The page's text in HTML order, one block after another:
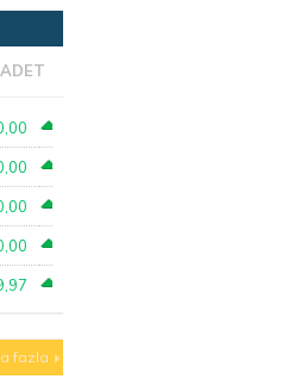
ADET
fazla